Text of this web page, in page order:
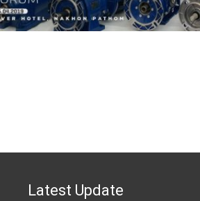
Latest Update